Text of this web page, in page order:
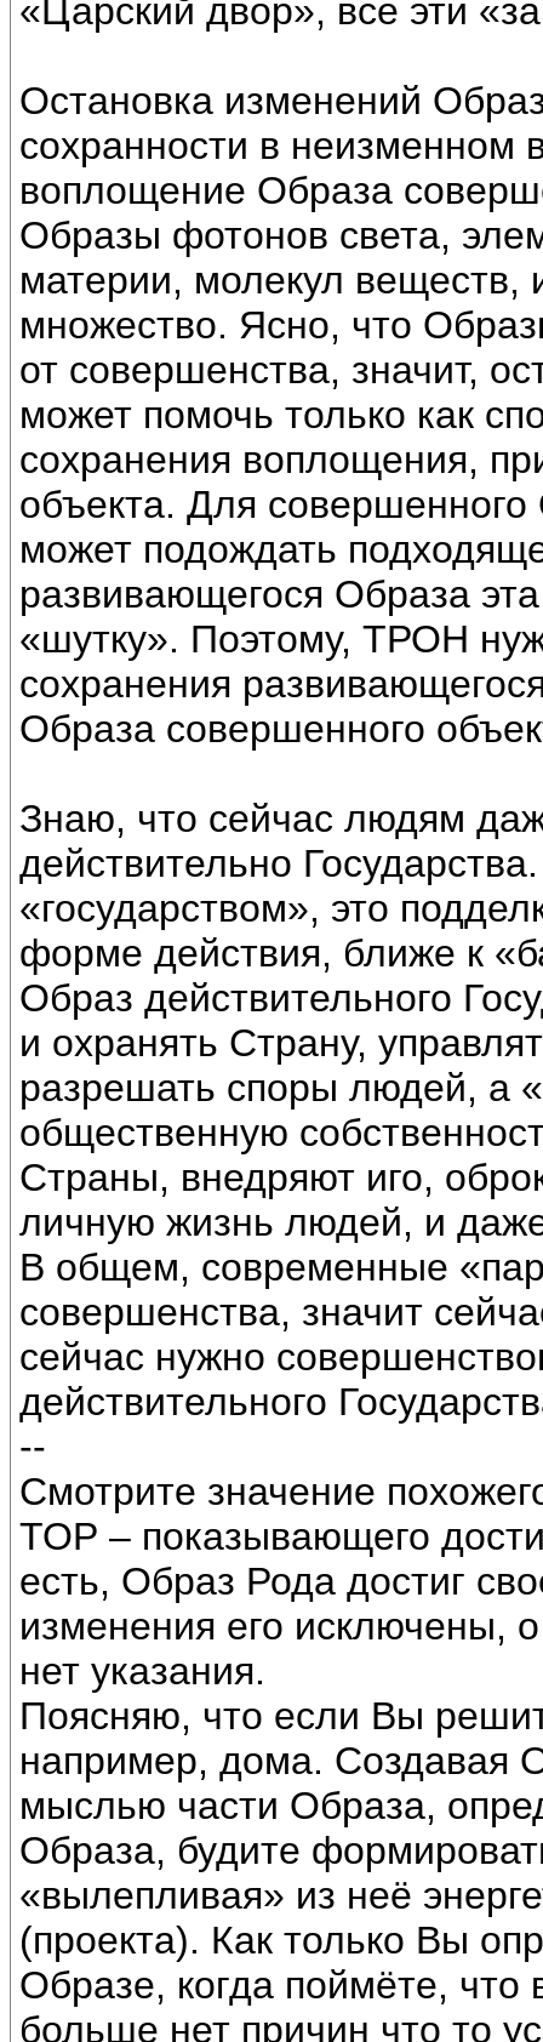
«Царский двор», все эти
Остановка изменений
сохранности в неизменном
воплощение Образа
Образы фотонов света,
материи, молекул веществ,
множество. Ясно, что
от совершенства, значит,
может помочь только как
сохранения воплощения,
объекта. Для
может подождать
развивающегося Образа
«шутку». Поэтому, ТРОН
сохранения
Образа совершенного
Знаю, что сейчас людям
действительно
«государством», это
форме действия, ближе к
Образ действительного
и охранять Страну,
разрешать споры людей, а
общественную
Страны, внедряют иго,
личную жизнь людей, и
В общем, современные
совершенства, значит
сейчас нужно
действительного
--
Смотрите значение
ТОР – показывающего
есть, Образ Рода достиг
изменения его исключены,
нет указания.
Поясняю, что если Вы
например, дома. Создавая
мыслью части Образа,
Образа, будите
«вылепливая» из неё
(проекта). Как только Вы
Образе, когда поймёте, что
больше нет причин что то